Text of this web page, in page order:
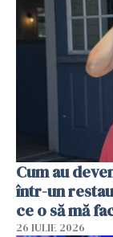
Cum au
într-un
ce o să mă
26 IULIE 2026